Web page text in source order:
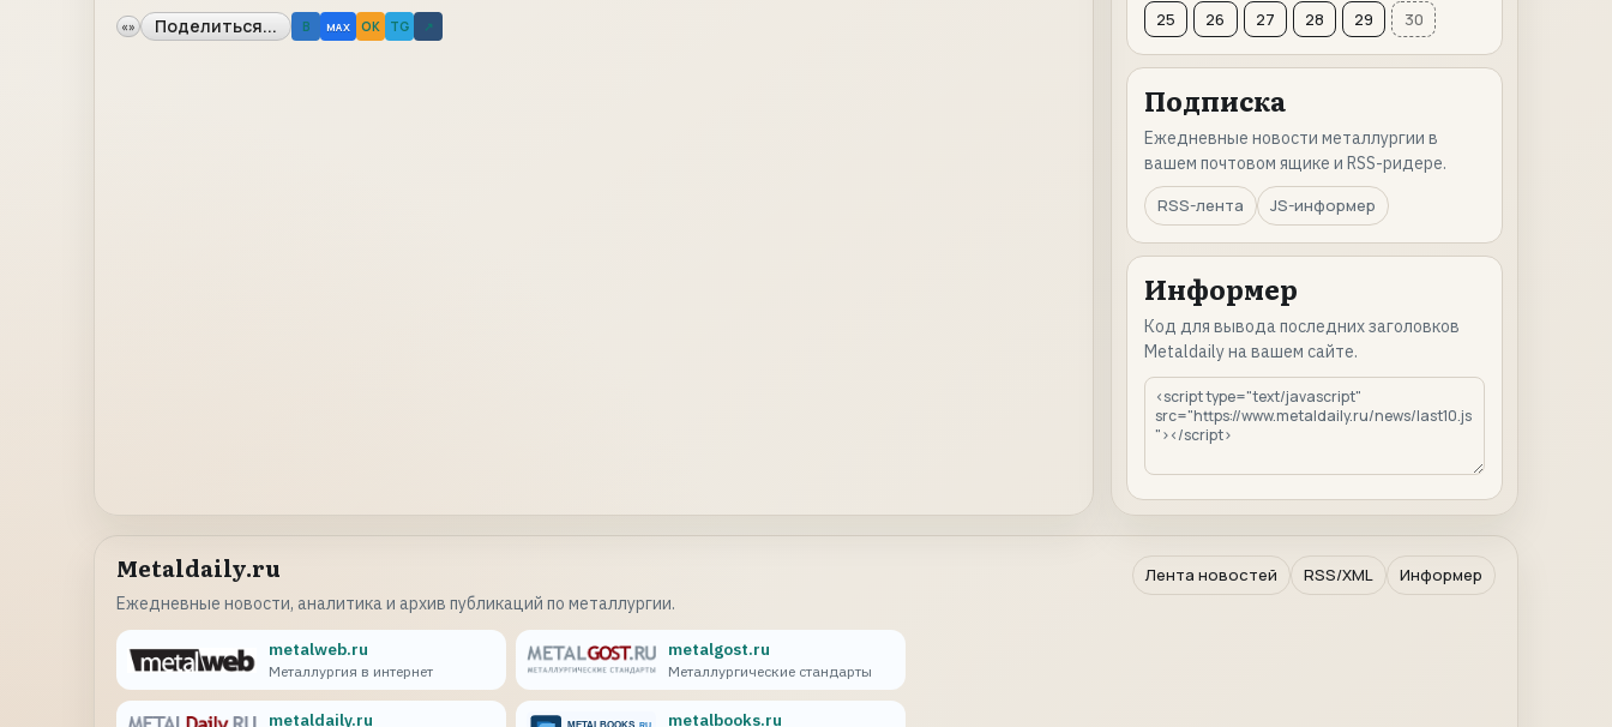
«» Поделиться... B MAX OK TG ↗
25
26 27 28 29 30
Подписка
Ежедневные новости металлургии в
вашем почтовом ящике и RSS-ридере.
RSS-лента
JS-информер
Информер
Код для вывода последних заголовков
Metaldaily на вашем сайте.
Metaldaily.ru
Ежедневные новости, аналитика и архив публикаций по металлургии.
Лента новостей RSS/XML Информер
metalweb.ru
Металлургия в интернет
metalgost.ru
Металлургические стандарты
metaldaily.ru metalbooks.ru